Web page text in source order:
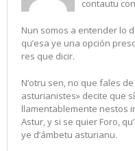
contautu
Nun somos a entender lo
qu’esa ye una opción
res que dicir.
N’otru sen, no que fales
asturianistes» decite que
llamentablemente nestos
Astur, y si se quier Foro,
ye d’ámbetu asturianu.